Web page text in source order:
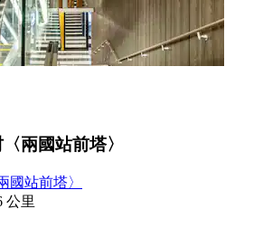
兩國站前塔〉
國站前塔〉
公里